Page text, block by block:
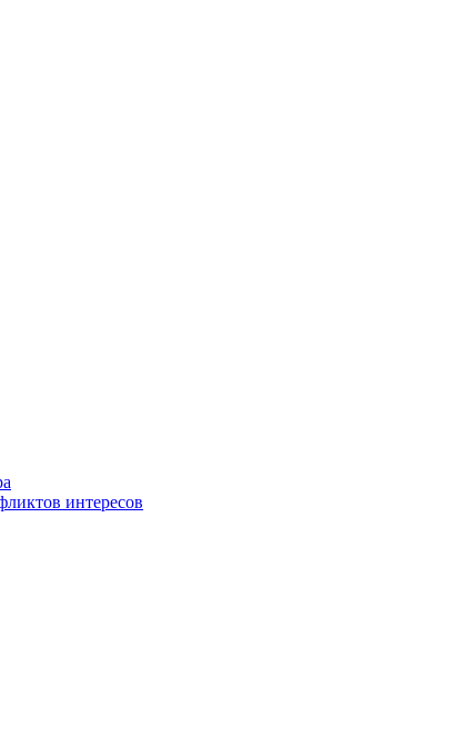
интересов